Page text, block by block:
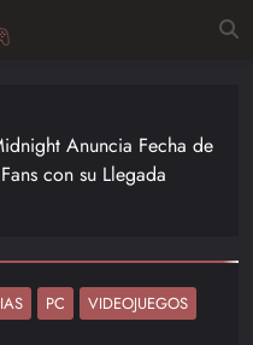
Anuncia Fecha de
con su Llegada
PC VIDEOJUEGOS